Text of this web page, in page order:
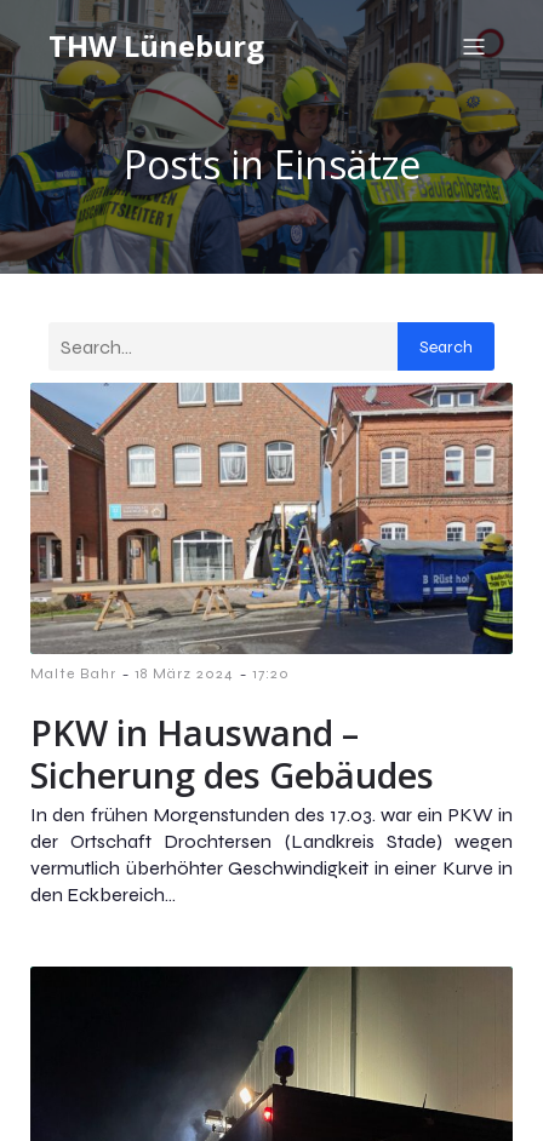
THW Lüneburg
Posts in Einsätze
Search
Malte Bahr - 18 März 2024 - 17:20
PKW in Hauswand –
Sicherung des Gebäudes
In den frühen Morgenstunden des 17.03. war ein PKW in
der Ortschaft Drochtersen (Landkreis Stade) wegen
vermutlich überhöhter Geschwindigkeit in einer Kurve in
den Eckbereich...